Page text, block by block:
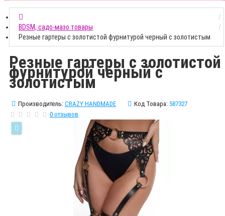
BDSM, садо-мазо товары
Резные гартеры с золотистой фурнитурой черный с золотистым
Резные гартеры с золотистой
фурнитурой черный с
золотистым
Производитель: CRAZY HANDMADE Код Товара: 587327
0 отзывов